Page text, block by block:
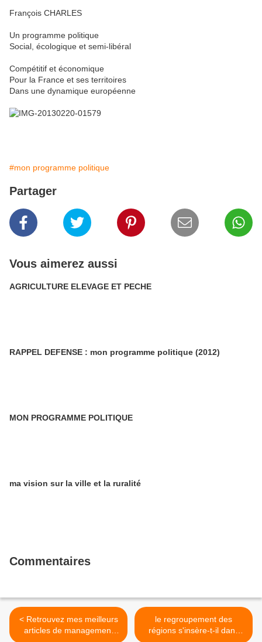
François CHARLES
Un programme politique
Social, écologique et semi-libéral
Compétitif et économique
Pour la France et ses territoires
Dans une dynamique européenne
#mon programme politique
Partager
Vous aimerez aussi
AGRICULTURE ELEVAGE ET PECHE
RAPPEL DEFENSE : mon programme politique (2012)
MON PROGRAMME POLITIQUE
ma vision sur la ville et la ruralité
Commentaires
< Retrouvez mes meilleurs
articles de management
le regroupement des
régions s'insère-t-il dans